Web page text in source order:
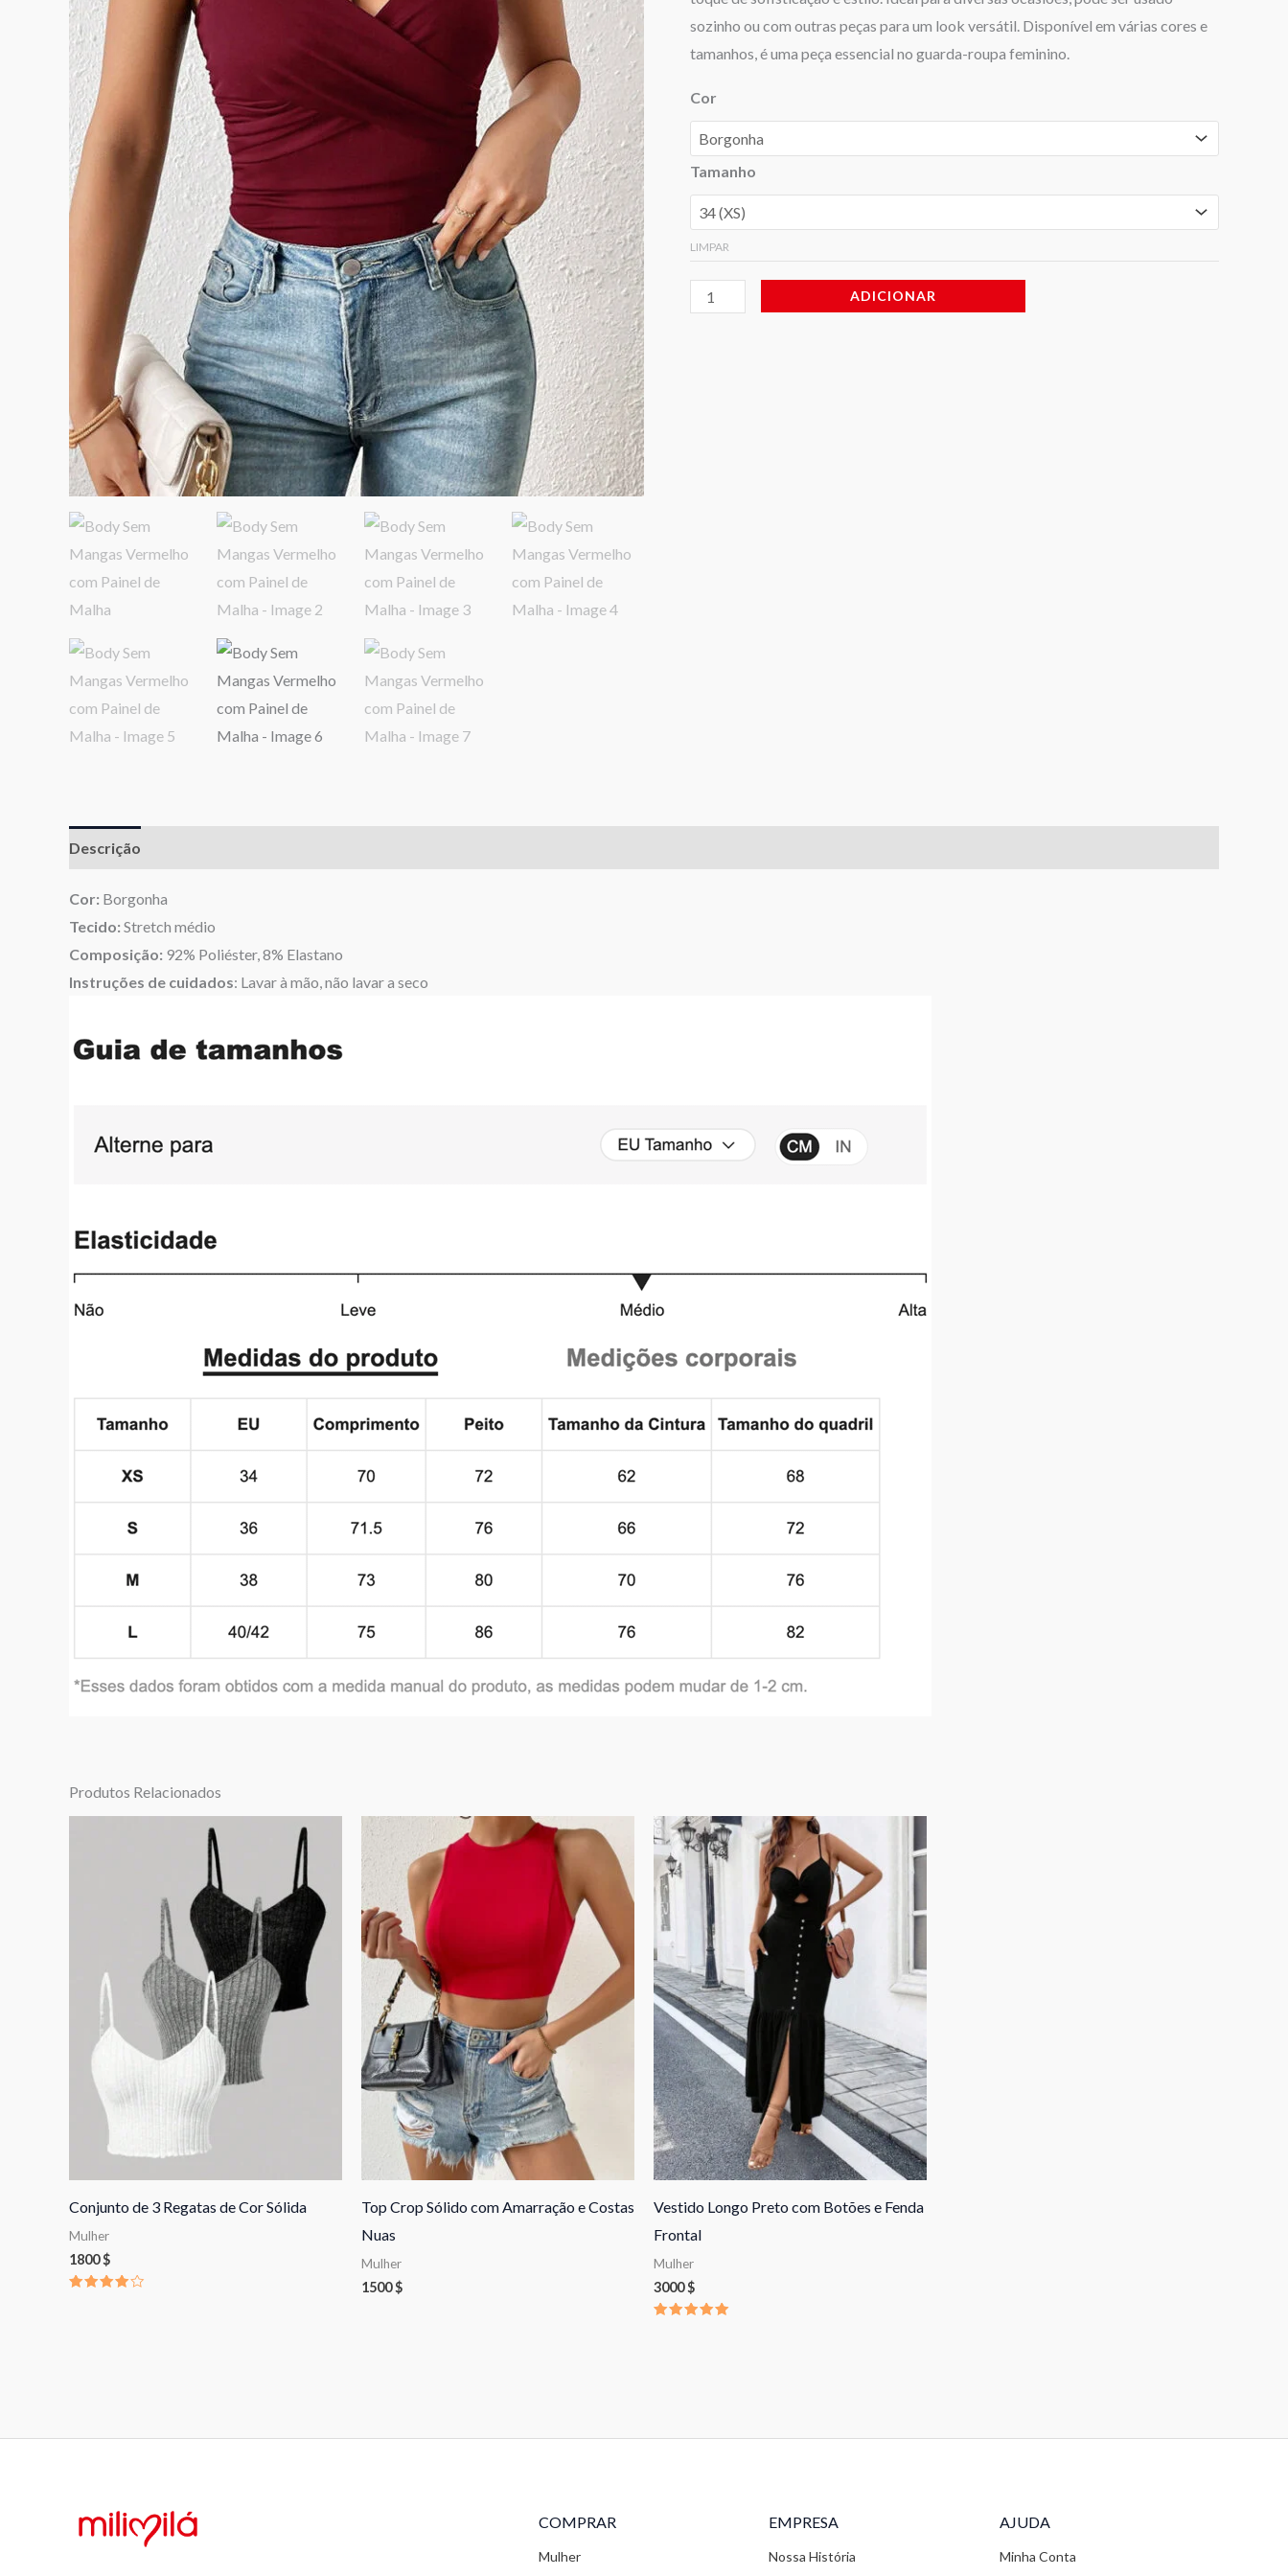
sozinho ou com outras peças para um look versátil. Disponível em várias cores e
tamanhos, é uma peça essencial no guarda-roupa feminino.
Cor
Tamanho
LIMPAR
ADICIONAR
Descrição
Cor: Borgonha
Tecido: Stretch médio
Composição: 92% Poliéster, 8% Elastano
Instruções de cuidados: Lavar à mão, não lavar a seco
Produtos Relacionados
Conjunto de 3 Regatas de Cor Sólida
Mulher
1800$
Top Crop Sólido com Amarração e Costas
Nuas
Mulher
1500$
Vestido Longo Preto com Botões e Fenda
Frontal
Mulher
3000$
COMPRAR
Mulher
EMPRESA
Nossa História
AJUDA
Minha Conta